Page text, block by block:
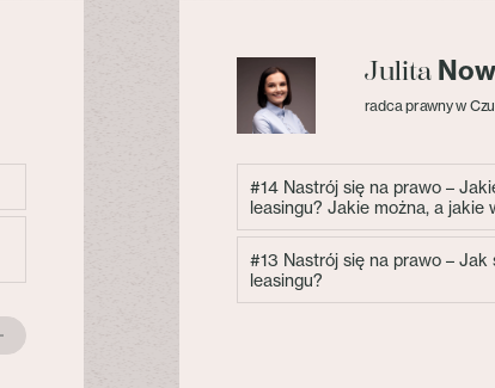
Julita
radca prawny w
#14 Nastrój się na prawo –
leasingu? Jakie można, a jakie
#13 Nastrój się na prawo – Jak
leasingu?